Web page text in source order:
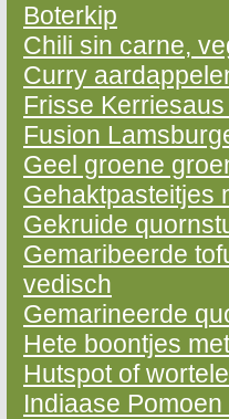
Boterkip
Chili sin carne,
Curry
Frisse
Fusion
Geel groene
Gehaktpasteitjes
Gekruide
Gemaribeerde
vedisch
Gemarineerde
Hete boontjes
Hutspot of
Indiaase